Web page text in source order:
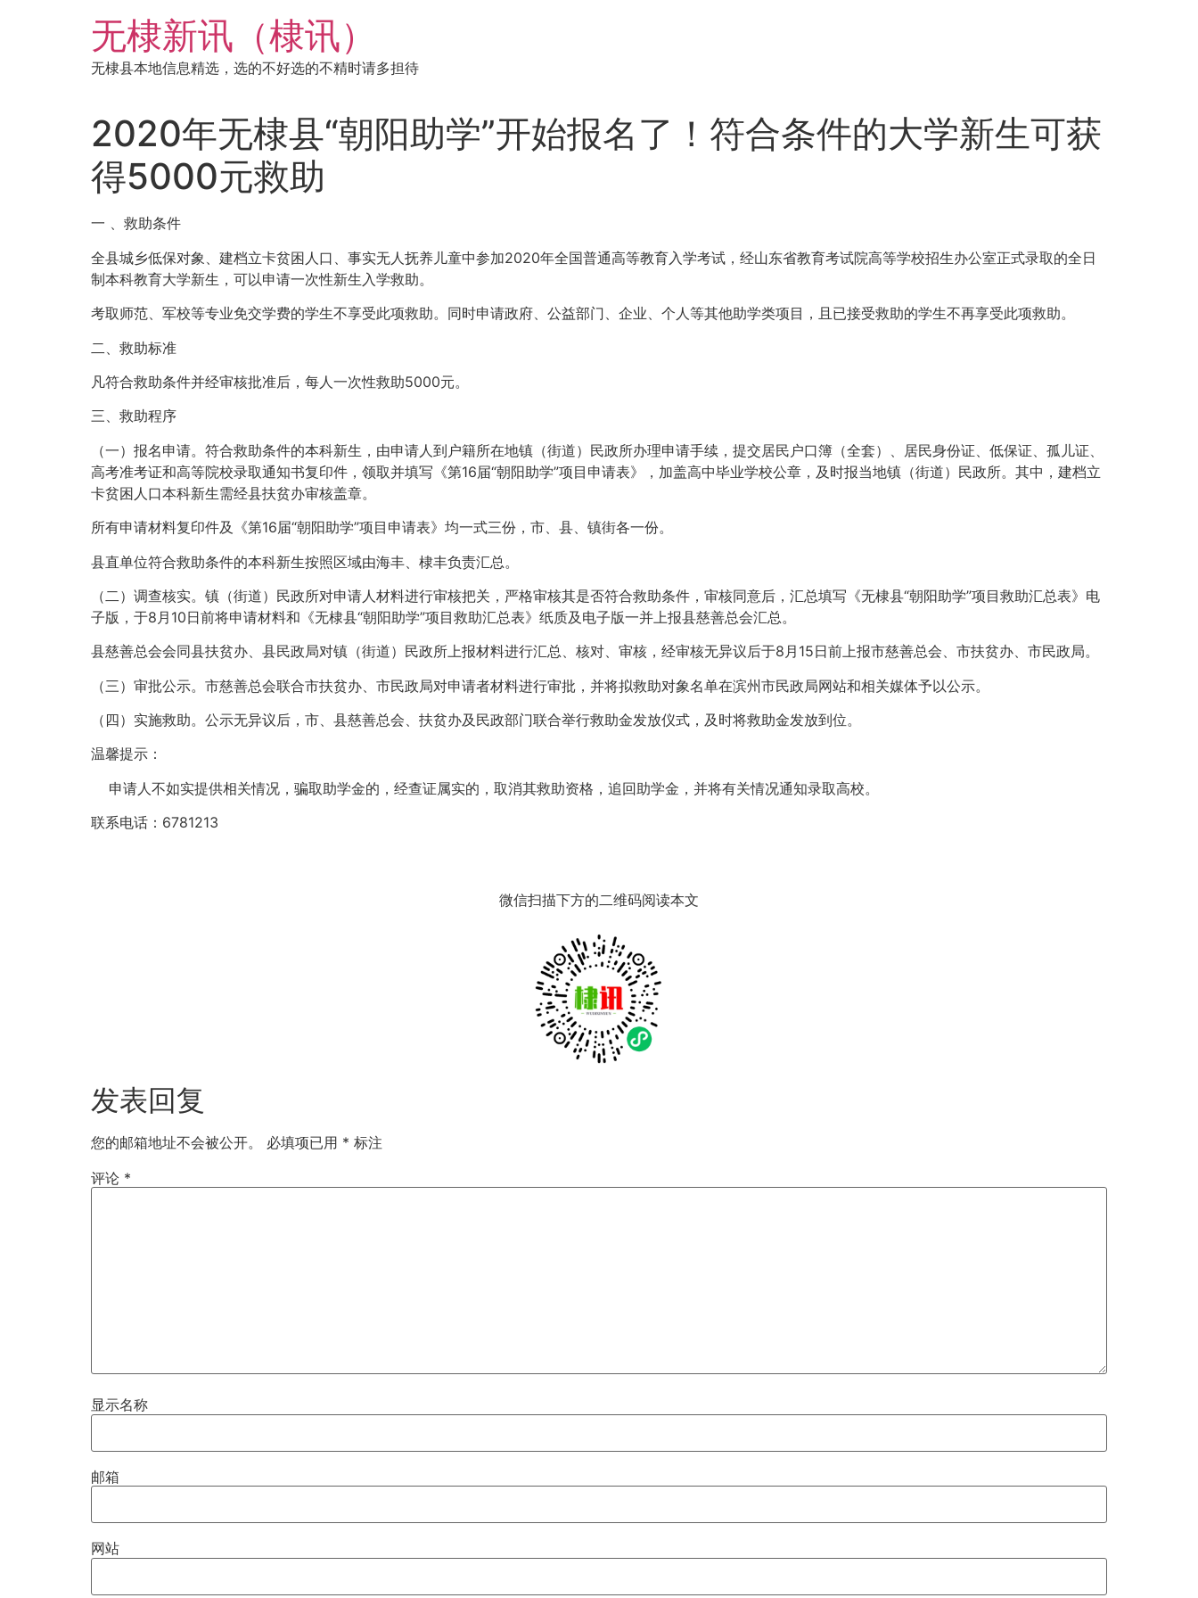
无棣新讯（棣讯）
无棣县本地信息精选，选的不好选的不精时请多担待
2020年无棣县“朝阳助学”开始报名了！符合条件的大学新生可获
得5000元救助
一 、救助条件
全县城乡低保对象、建档立卡贫困人口、事实无人抚养儿童中参加2020年全国普通高等教育入学考试，经山东省教育考试院高等学校招生办公室正式录取的全日
制本科教育大学新生，可以申请一次性新生入学救助。
考取师范、军校等专业免交学费的学生不享受此项救助。同时申请政府、公益部门、企业、个人等其他助学类项目，且已接受救助的学生不再享受此项救助。
二、救助标准
凡符合救助条件并经审核批准后，每人一次性救助5000元。
三、救助程序
（一）报名申请。符合救助条件的本科新生，由申请人到户籍所在地镇（街道）民政所办理申请手续，提交居民户口簿（全套）、居民身份证、低保证、孤儿证、
高考准考证和高等院校录取通知书复印件，领取并填写《第16届“朝阳助学”项目申请表》，加盖高中毕业学校公章，及时报当地镇（街道）民政所。其中，建档立
卡贫困人口本科新生需经县扶贫办审核盖章。
所有申请材料复印件及《第16届“朝阳助学”项目申请表》均一式三份，市、县、镇街各一份。
县直单位符合救助条件的本科新生按照区域由海丰、棣丰负责汇总。
（二）调查核实。镇（街道）民政所对申请人材料进行审核把关，严格审核其是否符合救助条件，审核同意后，汇总填写《无棣县“朝阳助学”项目救助汇总表》电
子版，于8月10日前将申请材料和《无棣县“朝阳助学”项目救助汇总表》纸质及电子版一并上报县慈善总会汇总。
县慈善总会会同县扶贫办、县民政局对镇（街道）民政所上报材料进行汇总、核对、审核，经审核无异议后于8月15日前上报市慈善总会、市扶贫办、市民政局。
（三）审批公示。市慈善总会联合市扶贫办、市民政局对申请者材料进行审批，并将拟救助对象名单在滨州市民政局网站和相关媒体予以公示。
（四）实施救助。公示无异议后，市、县慈善总会、扶贫办及民政部门联合举行救助金发放仪式，及时将救助金发放到位。
温馨提示：
申请人不如实提供相关情况，骗取助学金的，经查证属实的，取消其救助资格，追回助学金，并将有关情况通知录取高校。
联系电话：6781213
微信扫描下方的二维码阅读本文
发表回复
您的邮箱地址不会被公开。 必填项已用 * 标注
评论 *
显示名称
邮箱
网站